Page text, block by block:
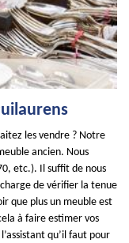
les vendre ? Notre
ancien. Nous
etc.). Il suffit de nous
de vérifier la tenue
que plus un meuble est
à faire estimer vos
qu’il faut pour